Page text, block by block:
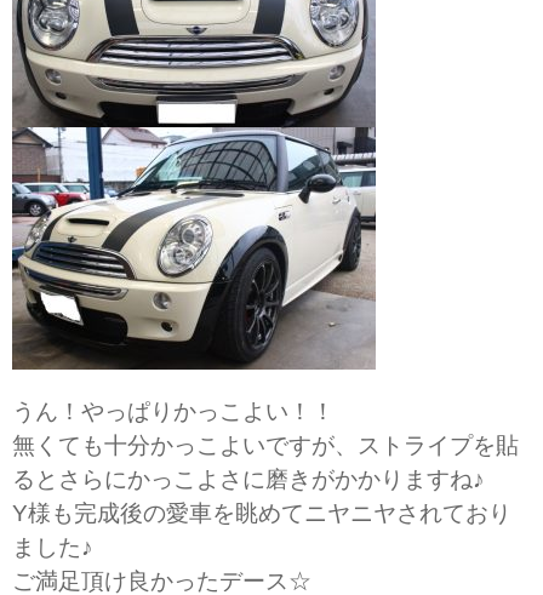
うん！やっぱりかっこよい！！
無くても十分かっこよいですが、ストライプを貼
るとさらにかっこよさに磨きがかかりますね♪
Y様も完成後の愛車を眺めてニヤニヤされており
ました♪
ご満足頂け良かったデース☆